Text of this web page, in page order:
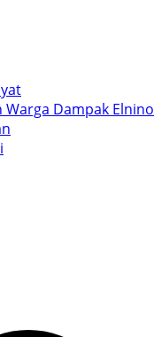
Dampak Elnino